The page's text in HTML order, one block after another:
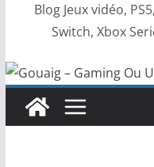
Blog Jeux vidéo,
Switch, Xbox